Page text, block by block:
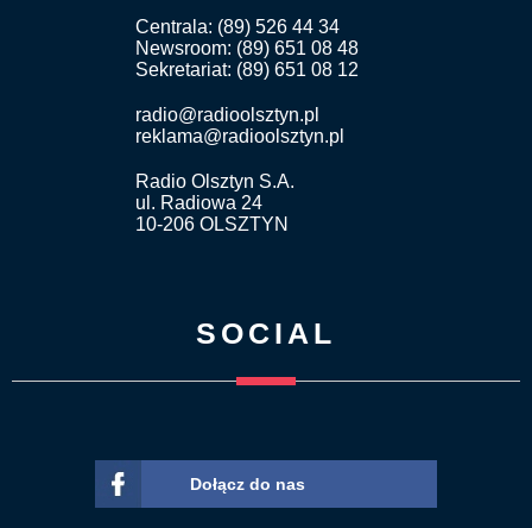
Centrala: (89) 526 44 34
Newsroom: (89) 651 08 48
Sekretariat: (89) 651 08 12
radio@radioolsztyn.pl
reklama@radioolsztyn.pl
Radio Olsztyn S.A.
ul. Radiowa 24
10-206 OLSZTYN
SOCIAL
Dołącz do nas